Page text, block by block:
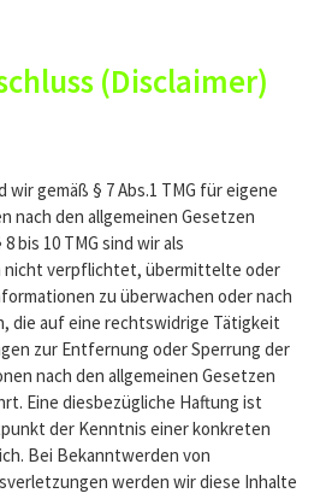
(Disclaimer)
gemäß § 7 Abs.1 TMG für eigene
nach den allgemeinen Gesetzen
bis 10 TMG sind wir als
nicht verpflichtet, übermittelte oder
zu überwachen oder nach
die auf eine rechtswidrige Tätigkeit
zur Entfernung oder Sperrung der
nach den allgemeinen Gesetzen
Eine diesbezügliche Haftung ist
der Kenntnis einer konkreten
Bei Bekanntwerden von
werden wir diese Inhalte